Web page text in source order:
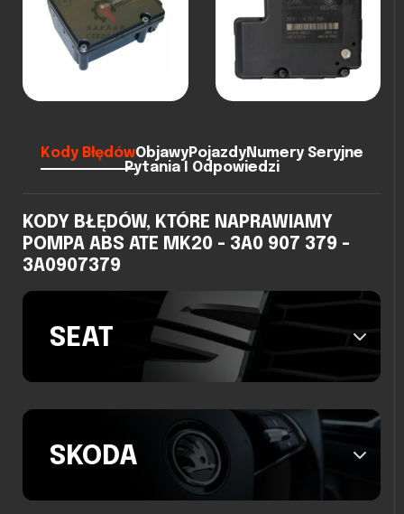
Kody BłędówObjawyPojazdyNumery Seryjne
Pytania I Odpowiedzi
KODY BŁĘDÓW, KTÓRE NAPRAWIAMY
POMPA ABS ATE MK20 - 3A0 907 379 -
3A0907379
SEAT
SKODA